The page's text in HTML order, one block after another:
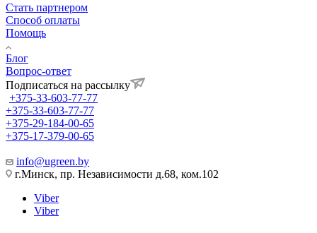
Стать партнером
Способ оплаты
Помощь
Блог
Вопрос-ответ
Подписаться на рассылку
+375-33-603-77-77
+375-33-603-77-77
+375-29-184-00-65
+375-17-379-00-65
info@ugreen.by
г.Минск, пр. Независимости д.68, ком.102
Viber
Viber